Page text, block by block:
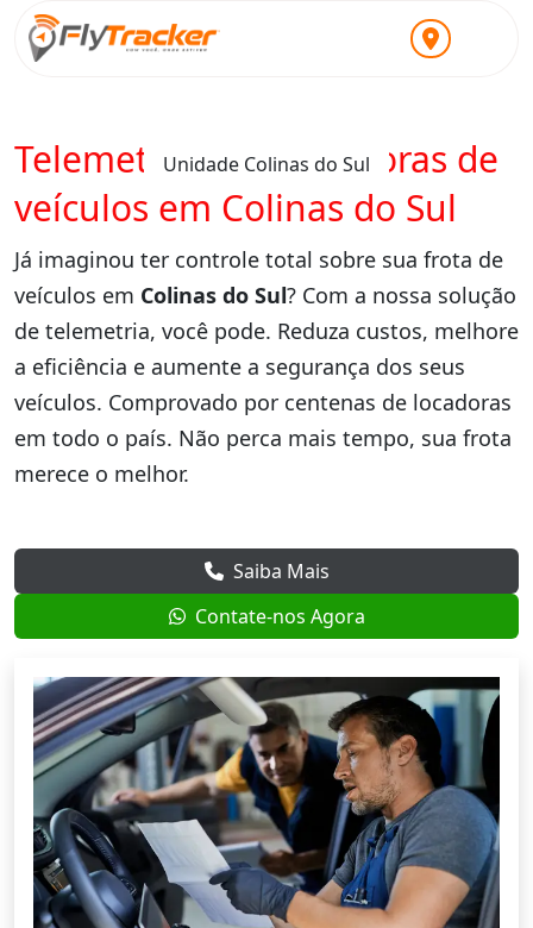
Unidade Colinas do Sul
Telemetria para locadoras de
veículos em Colinas do Sul
Já imaginou ter controle total sobre sua frota de
veículos em Colinas do Sul? Com a nossa solução
de telemetria, você pode. Reduza custos, melhore
a eficiência e aumente a segurança dos seus
veículos. Comprovado por centenas de locadoras
em todo o país. Não perca mais tempo, sua frota
merece o melhor.
Saiba Mais
Contate-nos Agora